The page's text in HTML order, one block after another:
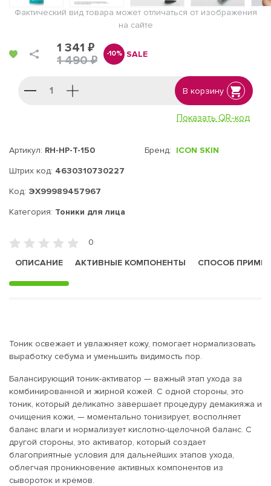
Фактический вид товара может отличаться от изображения
на сайте
1 341 ₽
1 490 ₽
-10% SALE
В корзину
Показать QR-код
Артикул: RH-HP-T-150
Штрих код: 4630310730227
Код: ЭХ99989457967
Бренд: ICON SKIN
Категория: Тоники для лица
0
ОПИСАНИЕ
АКТИВНЫЕ КОМПОНЕНТЫ СПОСОБ
Тоник освежает и увлажняет кожу, помогает нормализовать
выработку себума и уменьшить видимость пор.
Балансирующий тоник-активатор — важный этап ухода за
комбинированной и жирной кожей. С одной стороны, это
тоник, который деликатно завершает процедуру демакияжа и
очищения кожи, — моментально тонизирует, восполняет
баланс влаги и нормализует кислотно-щелочной баланс. С
другой стороны, это активатор, который создает
благоприятные условия для дальнейших этапов ухода,
облегчая проникновение активных компонентов из
сывороток и кремов.